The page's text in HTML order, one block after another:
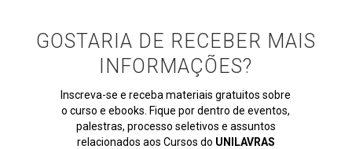
GOSTARIA DE RECEBER MAIS
INFORMAÇÕES?
Inscreva-se e receba materiais gratuitos sobre
o curso e ebooks. Fique por dentro de eventos,
palestras, processo seletivos e assuntos
relacionados aos Cursos do UNILAVRAS